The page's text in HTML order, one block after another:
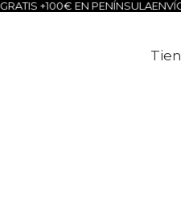
+100€ EN PENÍNSULAENVÍOS